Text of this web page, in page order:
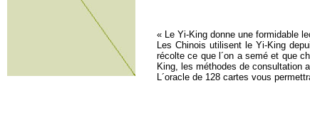
« Le Yi-King donne une formidable
Les Chinois utilisent le Yi-King
récolte ce que l´on a semé et que
King, les méthodes de consultation
L´oracle de 128 cartes vous